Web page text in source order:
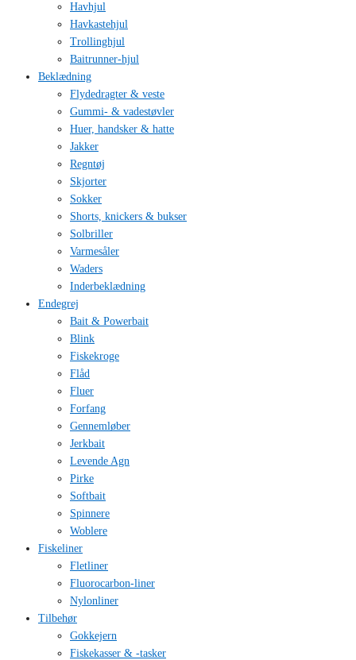
Havhjul
Havkastehjul
Trollinghjul
Baitrunner-hjul
Beklædning
Flydedragter & veste
Gummi- & vadestøvler
Huer, handsker & hatte
Jakker
Regntøj
Skjorter
Sokker
Shorts, knickers & bukser
Solbriller
Varmesåler
Waders
Inderbeklædning
Endegrej
Bait & Powerbait
Blink
Fiskekroge
Flåd
Fluer
Forfang
Gennemløber
Jerkbait
Levende Agn
Pirke
Softbait
Spinnere
Woblere
Fiskeliner
Fletliner
Fluorocarbon-liner
Nylonliner
Tilbehør
Gokkejern
Fiskekasser & -tasker